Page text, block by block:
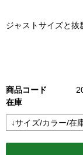
ジャストサイズと抜
商品コード
在庫